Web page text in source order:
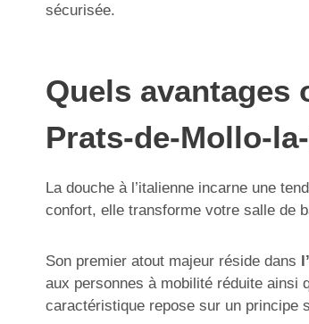
sécurisée.
Quels avantages
Prats-de-Mollo-
La douche à l’italienne incarne une
confort, elle transforme votre salle de
Son premier atout majeur réside dans
aux personnes à mobilité réduite ainsi
caractéristique repose sur un principe